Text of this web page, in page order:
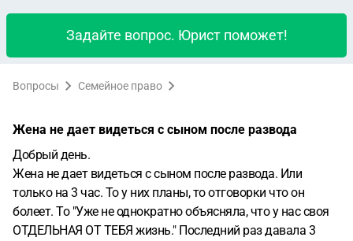
Задайте вопрос. Юрист поможет!
Вопросы Семейное право
Жена не дает видеться с сыном после развода
Добрый день.
Жена не дает видеться с сыном после развода. Или
только на 3 час. То у них планы, то отговорки что он
болеет. То "Уже не однократно объясняла, что у нас своя
ОТДЕЛЬНАЯ ОТ ТЕБЯ жизнь." Последний раз давала 3